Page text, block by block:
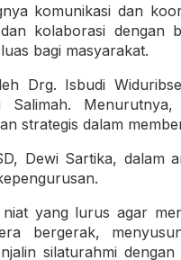
komunikasi dan
kolaborasi dengan
bagi masyarakat.
Drg. Isbudi
strategis dalam
Dewi Sartika, dalam
yang lurus agar
bergerak,
silaturahmi